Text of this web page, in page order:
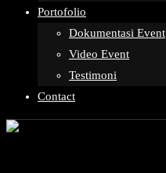
Portofolio
Dokumentasi Event
Video Event
Testimoni
Contact